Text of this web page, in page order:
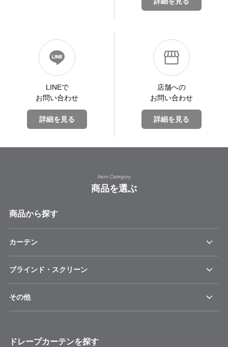
LINEで
お問い合わせ
詳細を見る
店舗への
お問い合わせ
詳細を見る
Item Category
商品を選ぶ
商品から探す
カーテン
ブラインド・スクリーン
その他
ドレープカーテンを探す